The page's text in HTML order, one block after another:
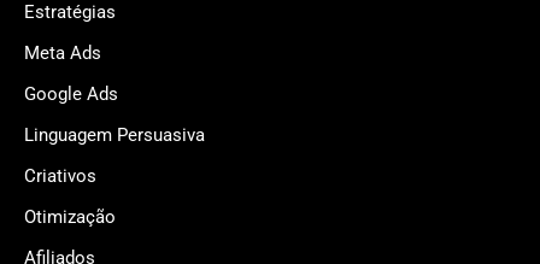
Estratégias
Meta Ads
Google Ads
Linguagem Persuasiva
Criativos
Otimização
Afiliados